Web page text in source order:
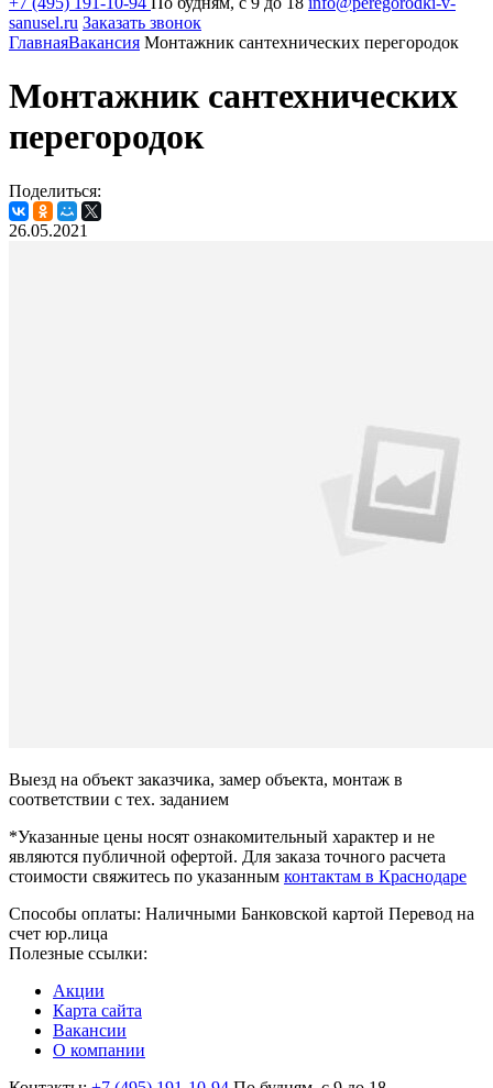
sanusel.ru Заказать звонок
ГлавнаяВакансия Монтажник сантехнических перегородок
Монтажник сантехнических
перегородок
Поделиться:
26.05.2021
Выезд на объект заказчика, замер объекта, монтаж в
соответствии с тех. заданием
*Указанные цены носят ознакомительный характер и не
являются публичной офертой. Для заказа точного расчета
стоимости свяжитесь по указанным контактам в Краснодаре
Способы оплаты: Наличными Банковской картой Перевод на
счет юр.лица
Полезные ссылки:
Акции
Карта сайта
Вакансии
О компании